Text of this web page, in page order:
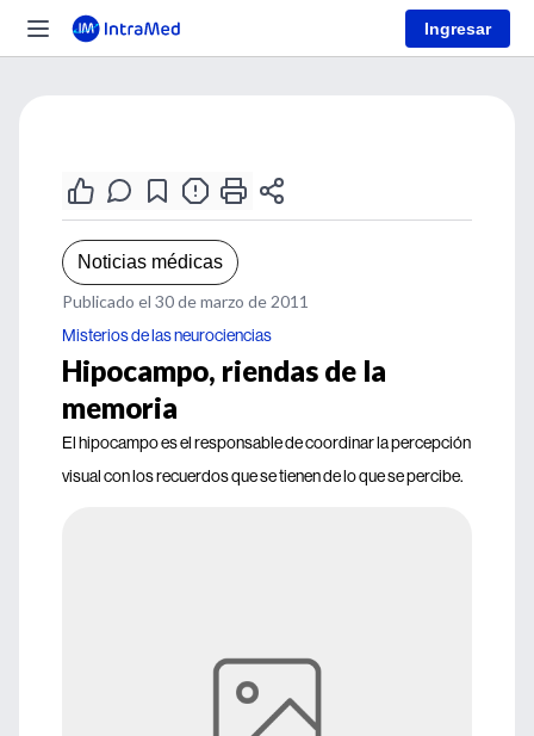
Ingresar
Noticias médicas
Publicado el 30 de marzo de 2011
Misterios de las neurociencias
Hipocampo, riendas de la
memoria
El hipocampo es el responsable de coordinar la percepción
visual con los recuerdos que se tienen de lo que se percibe.